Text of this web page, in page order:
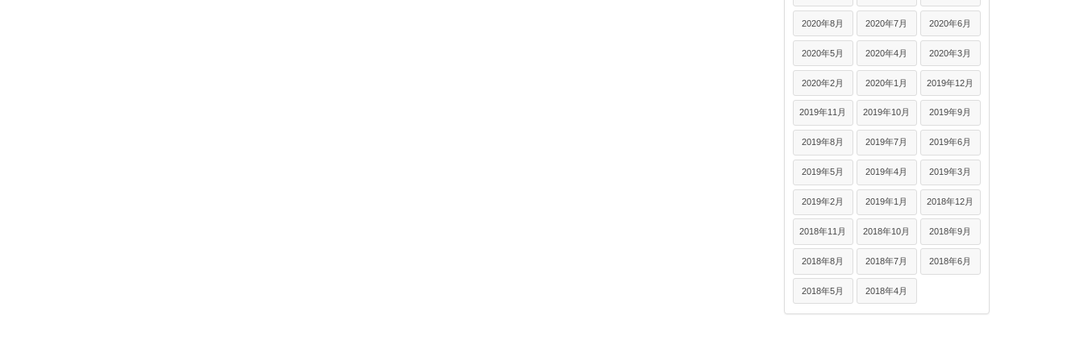
2020年8月 2020年7月 2020年6月
2020年5月 2020年4月 2020年3月
2020年2月 2020年1月 2019年12月
2019年11月 2019年10月 2019年9月
2019年8月 2019年7月 2019年6月
2019年5月 2019年4月 2019年3月
2019年2月 2019年1月 2018年12月
2018年11月 2018年10月 2018年9月
2018年8月 2018年7月 2018年6月
2018年5月 2018年4月